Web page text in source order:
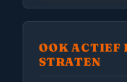
OOK ACTIEF
STRATEN